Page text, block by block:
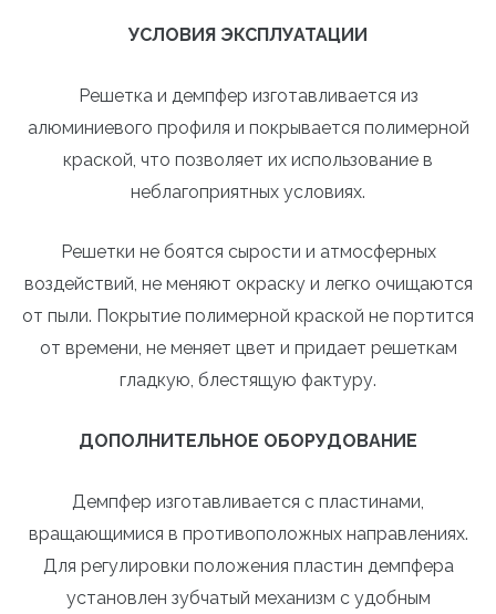
УСЛОВИЯ ЭКСПЛУАТАЦИИ
Решетка и демпфер изготавливается из
алюминиевого профиля и покрывается полимерной
краской, что позволяет их использование в
неблагоприятных условиях.
Решетки не боятся сырости и атмосферных
воздействий, не меняют окраску и легко очищаются
от пыли. Покрытие полимерной краской не портится
от времени, не меняет цвет и придает решеткам
гладкую, блестящую фактуру.
ДОПОЛНИТЕЛЬНОЕ ОБОРУДОВАНИЕ
Демпфер изготавливается с пластинами,
вращающимися в противоположных направлениях.
Для регулировки положения пластин демпфера
установлен зубчатый механизм с удобным